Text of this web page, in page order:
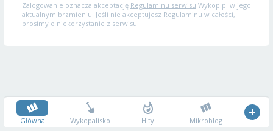
Zalogowanie oznacza akceptację Regulaminu serwisu Wykop.pl w jego
aktualnym brzmieniu. Jeśli nie akceptujesz Regulaminu w całości,
prosimy o niekorzystanie z serwisu.
Główna Wykopalisko Hity Mikroblog